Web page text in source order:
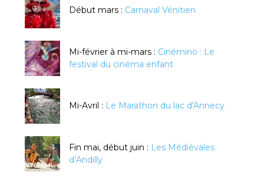
Début mars : Carnaval Vénitien
Mi-février à mi-mars : Cinémino : Le
festival du cinéma enfant
Mi-Avril : Le Marathon du lac d'Annecy
Fin mai, début juin : Les Médiévales
d’Andilly